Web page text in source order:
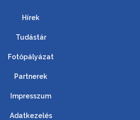
Hírek
Tudástár
Fotópályázat
Partnerek
Impresszum
Adatkezelés